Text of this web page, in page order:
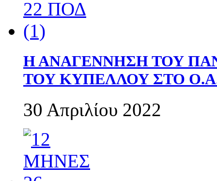
Η ΑΝΑΓΕΝΝΗΣΗ ΤΟΥ
ΤΟΥ ΚΥΠΕΛΛΟΥ ΣΤΟ
30 Απριλίου 2022